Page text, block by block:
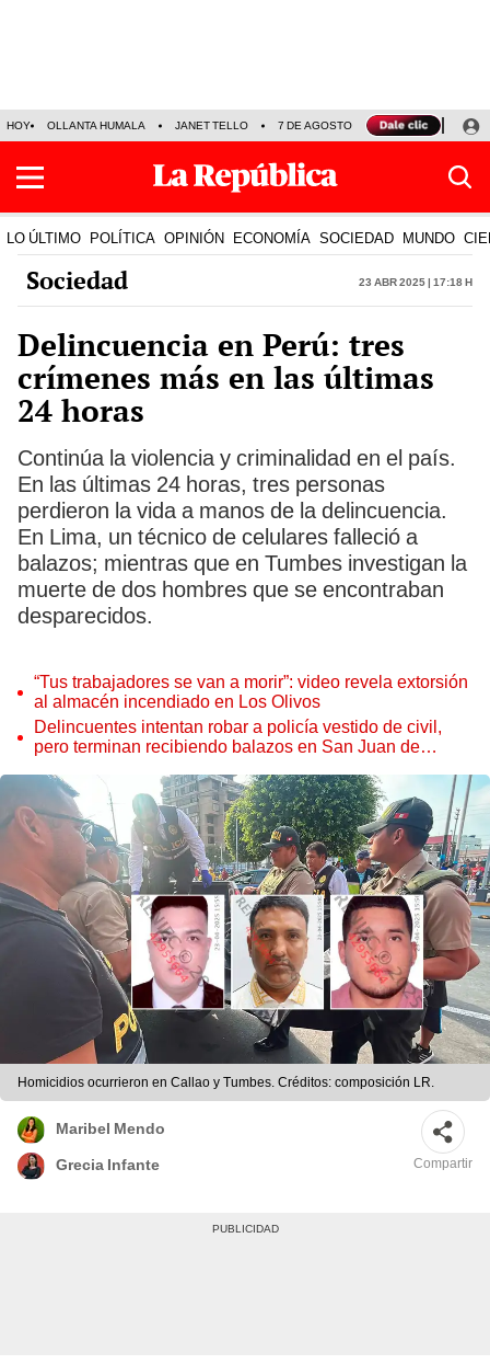
HOY OLLANTA HUMALA JANET TELLO 7 DE AGOSTO TINKA RESULTADOS
LO ÚLTIMO POLÍTICA OPINIÓN ECONOMÍA SOCIEDAD MUNDO
Sociedad 23 Abr 2025 | 17:18 h
Delincuencia en Perú: tres
crímenes más en las últimas
24 horas
Continúa la violencia y criminalidad en el país.
En las últimas 24 horas, tres personas
perdieron la vida a manos de la delincuencia.
En Lima, un técnico de celulares falleció a
balazos; mientras que en Tumbes investigan la
muerte de dos hombres que se encontraban
desparecidos.
“Tus trabajadores se van a morir”: video revela extorsión
al almacén incendiado en Los Olivos
Delincuentes intentan robar a policía vestido de civil,
pero terminan recibiendo balazos en San Juan de
Homicidios ocurrieron en Callao y Tumbes. Créditos: composición LR.
Maribel Mendo
Grecia Infante Compartir